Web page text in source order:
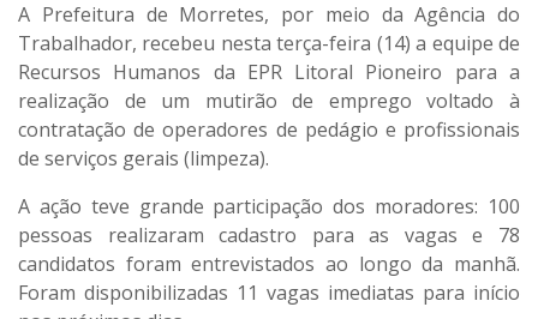
A Prefeitura de Morretes, por meio da Agência do
Trabalhador, recebeu nesta terça-feira (14) a equipe de
Recursos Humanos da EPR Litoral Pioneiro para a
realização de um mutirão de emprego voltado à
contratação de operadores de pedágio e profissionais
de serviços gerais (limpeza).
A ação teve grande participação dos moradores: 100
pessoas realizaram cadastro para as vagas e 78
candidatos foram entrevistados ao longo da manhã.
Foram disponibilizadas 11 vagas imediatas para início